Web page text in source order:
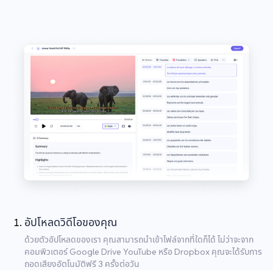
อัปโหลดวิดีโอของคุณ
ด้วยตัวอัปโหลดของเรา คุณสามารถนำเข้าไฟล์จากที่ใดก็ได้ ไม่ว่าจะจาก
คอมพิวเตอร์ Google Drive YouTube หรือ Dropbox คุณจะได้รับการ
ถอดเสียงอัตโนมัติฟรี 3 ครั้งต่อวัน